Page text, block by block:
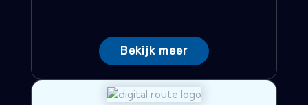
Bekijk meer